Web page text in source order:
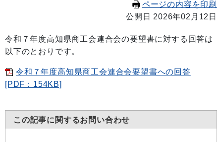
ページの内容を印刷
公開日 2026年02月12日
令和７年度高知県商工会連合会の要望書に対する回答は
以下のとおりです。
令和７年度高知県商工会連合会要望書への回答
[PDF：154KB]
この記事に関するお問い合わせ